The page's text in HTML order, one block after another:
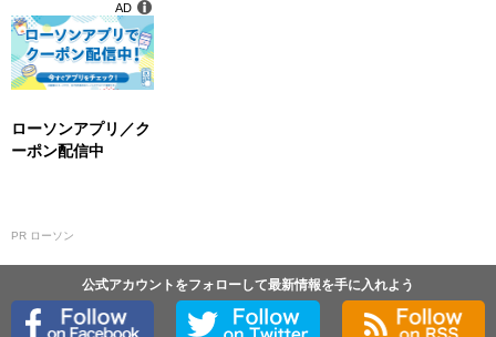
ローソンアプリ／ク
ーポン配信中
PR ローソン
AD
公式アカウントをフォローして最新情報を手に入れよう